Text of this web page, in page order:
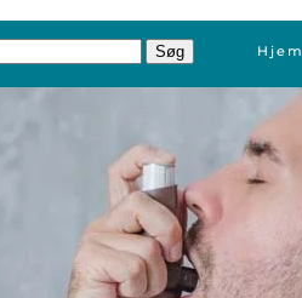
Hjem